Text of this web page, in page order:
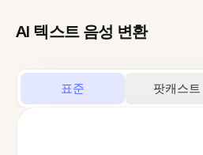
AI 텍스트 음성 변환
표준 팟캐스트